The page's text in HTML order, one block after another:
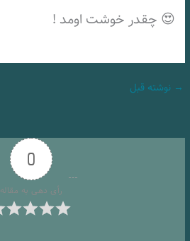
😍 چقدر خوشت اومد !
→ نوشته قبل
0
رأی دهی به مقاله